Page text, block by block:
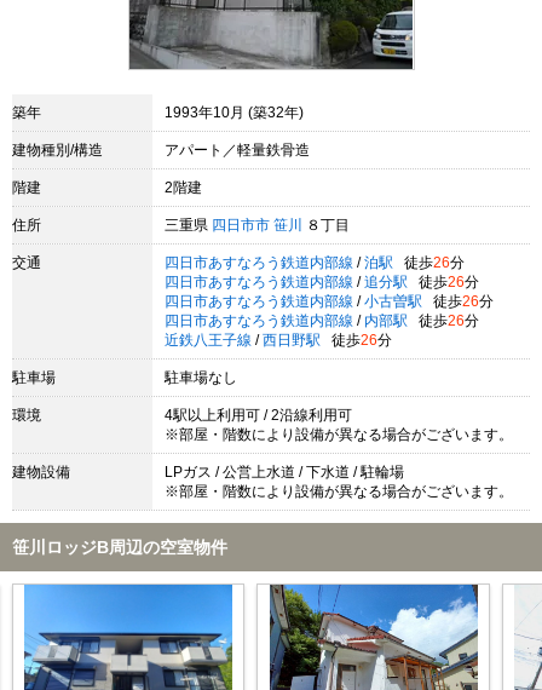
築年 1993年10月 (築32年)
建物種別/構造 アパート／軽量鉄骨造
階建 2階建
住所 三重県 四日市市 笹川 ８丁目
交通 四日市あすなろう鉄道内部線 / 泊駅 徒歩26分
四日市あすなろう鉄道内部線 / 追分駅 徒歩26分
四日市あすなろう鉄道内部線 / 小古曽駅 徒歩26分
四日市あすなろう鉄道内部線 / 内部駅 徒歩26分
近鉄八王子線 / 西日野駅 徒歩26分
駐車場 駐車場なし
環境
4駅以上利用可 / 2沿線利用可
※部屋・階数により設備が異なる場合がございます。
建物設備
LPガス / 公営上水道 / 下水道 / 駐輪場
※部屋・階数により設備が異なる場合がございます。
笹川ロッジB周辺の空室物件